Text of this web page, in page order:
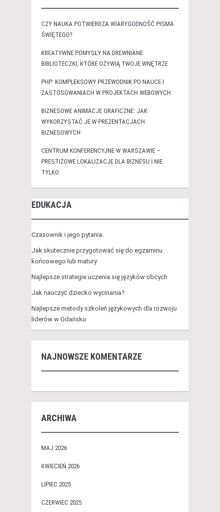
CZY NAUKA POTWIERDZA WIARYGODNOŚĆ PISMA
ŚWIĘTEGO?
KREATYWNE POMYSŁY NA DREWNIANE
BIBLIOTECZKI, KTÓRE OŻYWIĄ TWOJE WNĘTRZE
PHP: KOMPLEKSOWY PRZEWODNIK PO NAUCE I
ZASTOSOWANIACH W PROJEKTACH WEBOWYCH
BIZNESOWE ANIMACJE GRAFICZNE: JAK
WYKORZYSTAĆ JE W PREZENTACJACH
BIZNESOWYCH
CENTRUM KONFERENCYJNE W WARSZAWIE –
PRESTIŻOWE LOKALIZACJE DLA BIZNESU I NIE
TYLKO
EDUKACJA
Czasownik i jego pytania
Jak skutecznie przygotować się do egzaminu
końcowego lub matury
Najlepsze strategie uczenia się języków obcych
Jak nauczyć dziecko wycinania?
Najlepsze metody szkoleń językowych dla rozwoju
liderów w Gdańsku
NAJNOWSZE KOMENTARZE
ARCHIWA
MAJ 2026
KWIECIEŃ 2026
LIPIEC 2025
CZERWIEC 2025